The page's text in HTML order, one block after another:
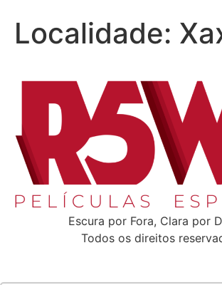
Localidade:
Escura por Fora, Clara por
Todos os direitos